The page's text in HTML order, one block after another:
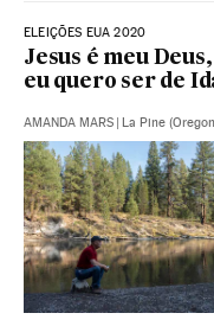
ELEIÇÕES EUA 2020
Jesus é meu
eu quero ser de
AMANDA MARS | La Pine